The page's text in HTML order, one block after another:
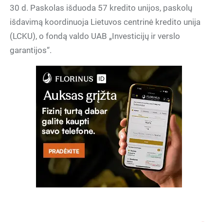
30 d. Paskolas išduoda 57 kredito unijos, paskolų
išdavimą koordinuoja Lietuvos centrinė kredito unija
(LCKU), o fondą valdo UAB „Investicijų ir verslo
garantijos“.